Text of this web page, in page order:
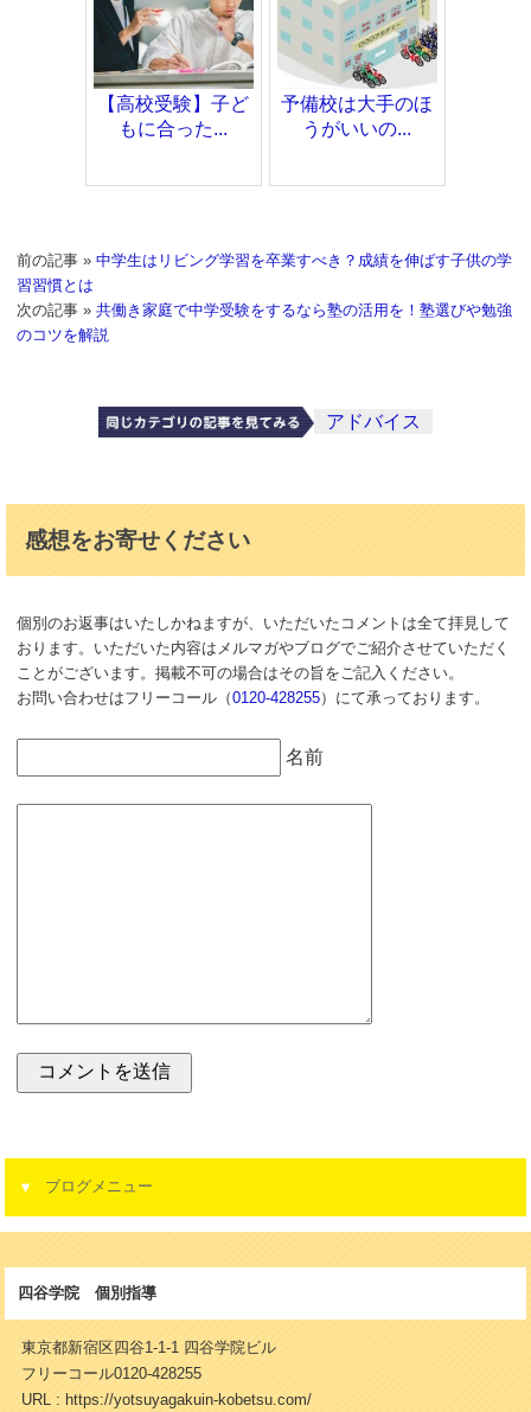
【高校受験】子ど
もに合った...
予備校は大手のほ
うがいいの...
前の記事 »中学生はリビング学習を卒業すべき？成績を伸ばす子供の学
習習慣とは
次の記事 »共働き家庭で中学受験をするなら塾の活用を！塾選びや勉強
のコツを解説
アドバイス
感想をお寄せください
個別のお返事はいたしかねますが、いただいたコメントは全て拝見して
おります。いただいた内容はメルマガやブログでご紹介させていただく
ことがございます。掲載不可の場合はその旨をご記入ください。
お問い合わせはフリーコール（0120-428255）にて承っております。
名前
ブログメニュー
四谷学院 個別指導
東京都新宿区四谷1-1-1 四谷学院ビル
フリーコール0120-428255
URL : https://yotsuyagakuin-kobetsu.com/